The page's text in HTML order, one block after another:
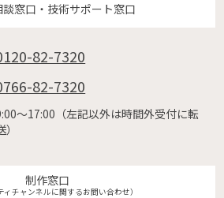
談窓口・技術サポート窓口
82-7320
82-7320
〜17:00（左記以外は時間外受付に転
）
制作窓口
ィチャンネルに関するお問い合わせ）